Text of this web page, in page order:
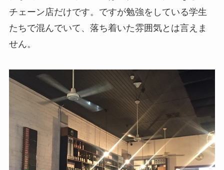
チェーン店だけです。ですが勉強をしている学生
たちで混んでいて、落ち着いた雰囲気とは言えま
せん。